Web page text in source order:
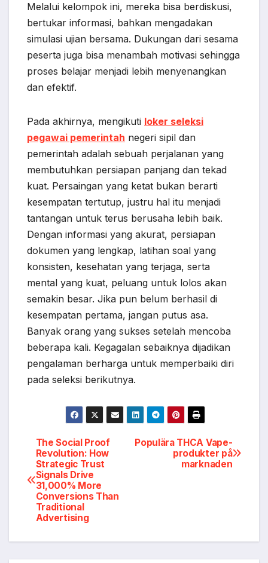
Melalui kelompok ini, mereka bisa berdiskusi,
bertukar informasi, bahkan mengadakan
simulasi ujian bersama. Dukungan dari sesama
peserta juga bisa menambah motivasi sehingga
proses belajar menjadi lebih menyenangkan
dan efektif.
Pada akhirnya, mengikuti loker seleksi
pegawai pemerintah negeri sipil dan
pemerintah adalah sebuah perjalanan yang
membutuhkan persiapan panjang dan tekad
kuat. Persaingan yang ketat bukan berarti
kesempatan tertutup, justru hal itu menjadi
tantangan untuk terus berusaha lebih baik.
Dengan informasi yang akurat, persiapan
dokumen yang lengkap, latihan soal yang
konsisten, kesehatan yang terjaga, serta
mental yang kuat, peluang untuk lolos akan
semakin besar. Jika pun belum berhasil di
kesempatan pertama, jangan putus asa.
Banyak orang yang sukses setelah mencoba
beberapa kali. Kegagalan sebaiknya dijadikan
pengalaman berharga untuk memperbaiki diri
pada seleksi berikutnya.
Post
navigation
Populära THCA Vape-
produkter på
marknaden
The Social Proof
Revolution: How
Strategic Trust
Signals Drive
31,000% More
Conversions Than
Traditional
Advertising